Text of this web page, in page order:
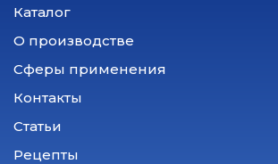
Каталог
О производстве
Сферы применения
Контакты
Статьи
Рецепты